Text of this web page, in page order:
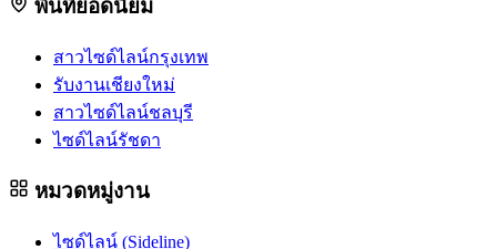
พื้นที่ยอดนิยม
สาวไซด์ไลน์กรุงเทพ
รับงานเชียงใหม่
สาวไซด์ไลน์ชลบุรี
ไซด์ไลน์รัชดา
หมวดหมู่งาน
ไซด์ไลน์ (Sideline)